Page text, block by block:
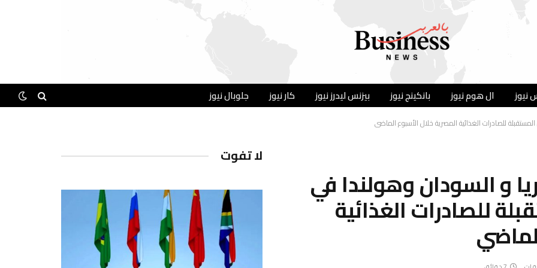
نيوز ال هوم نيوز بانكينج نيوز بيزنس ليدرز نيوز كار نيوز جلوبال نيوز
للصادرات الغذائية المصرية خلال الأسبوع الماضي
و السودان وهولندا في
للصادرات الغذائية
لا تفوت